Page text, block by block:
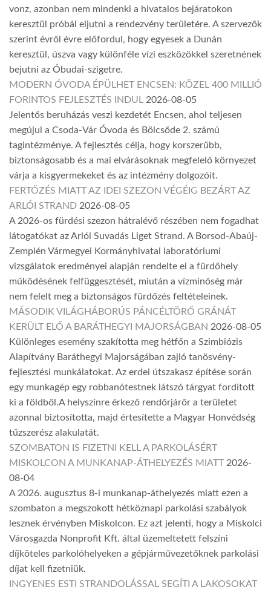
vonz, azonban nem mindenki a hivatalos bejáratokon
keresztül próbál eljutni a rendezvény területére. A szervezők
szerint évről évre előfordul, hogy egyesek a Dunán
keresztül, úszva vagy különféle vízi eszközökkel szeretnének
bejutni az Óbudai-szigetre.
MODERN ÓVODA ÉPÜLHET ENCSEN: KÖZEL 400 MILLIÓ
FORINTOS FEJLESZTÉS INDUL 2026-08-05
Jelentős beruházás veszi kezdetét Encsen, ahol teljesen
megújul a Csoda-Vár Óvoda és Bölcsőde 2. számú
tagintézménye. A fejlesztés célja, hogy korszerűbb,
biztonságosabb és a mai elvárásoknak megfelelő környezet
várja a kisgyermekeket és az intézmény dolgozóit.
FERTŐZÉS MIATT AZ IDEI SZEZON VÉGÉIG BEZÁRT AZ
ARLÓI STRAND 2026-08-05
A 2026-os fürdési szezon hátralévő részében nem fogadhat
látogatókat az Arlói Suvadás Liget Strand. A Borsod-Abaúj-
Zemplén Vármegyei Kormányhivatal laboratóriumi
vizsgálatok eredményei alapján rendelte el a fürdőhely
működésének felfüggesztését, miután a vízminőség már
nem felelt meg a biztonságos fürdőzés feltételeinek.
MÁSODIK VILÁGHÁBORÚS PÁNCÉLTÖRŐ GRÁNÁT
KERÜLT ELŐ A BARÁTHEGYI MAJORSÁGBAN 2026-08-05
Különleges esemény szakította meg hétfőn a Szimbiózis
Alapítvány Baráthegyi Majorságában zajló tanösvény-
fejlesztési munkálatokat. Az erdei útszakasz építése során
egy munkagép egy robbanótestnek látszó tárgyat fordított
ki a földből.A helyszínre érkező rendőrjárőr a területet
azonnal biztosította, majd értesítette a Magyar Honvédség
tűzszerész alakulatát.
SZOMBATON IS FIZETNI KELL A PARKOLÁSÉRT
MISKOLCON A MUNKANAP-ÁTHELYEZÉS MIATT 2026-
08-04
A 2026. augusztus 8-i munkanap-áthelyezés miatt ezen a
szombaton a megszokott hétköznapi parkolási szabályok
lesznek érvényben Miskolcon. Ez azt jelenti, hogy a Miskolci
Városgazda Nonprofit Kft. által üzemeltetett felszíni
díjköteles parkolóhelyeken a gépjárművezetőknek parkolási
díjat kell fizetniük.
INGYENES ESTI STRANDOLÁSSAL SEGÍTI A LAKOSOKAT